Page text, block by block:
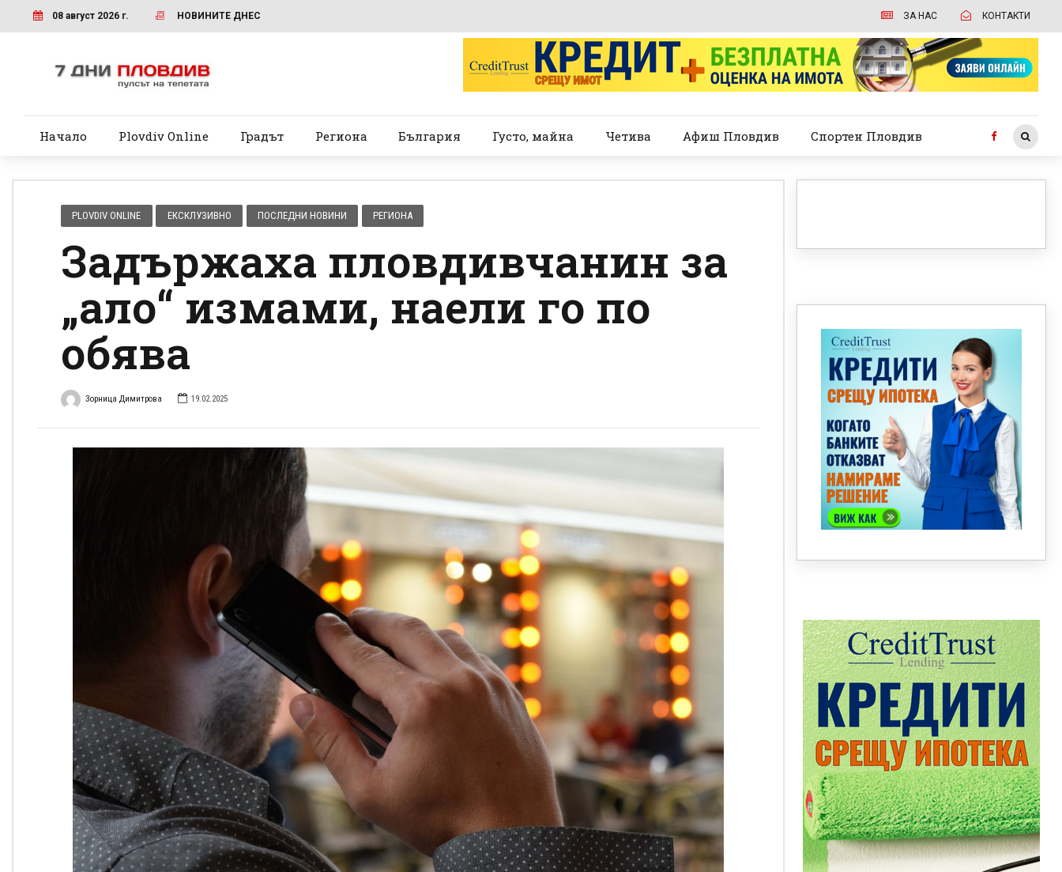
08 август 2026 г. НОВИНИТЕ ДНЕС ЗА НАС КОНТАКТИ
Начало Plovdiv Online Градът Региона България Густо, майна Четива Афиш Пловдив Спортен Пловдив
PLOVDIV ONLINE ЕКСКЛУЗИВНО ПОСЛЕДНИ НОВИНИ РЕГИОНА
Задържаха пловдивчанин за
„ало“ измами, наели го по
обява
Зорница Димитрова 19.02.2025